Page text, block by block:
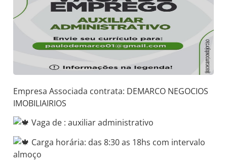
Empresa Associada contrata: DEMARCO NEGOCIOS
IMOBILIAIRIOS
Vaga de : auxiliar administrativo
Carga horária: das 8:30 as 18hs com intervalo
almoço